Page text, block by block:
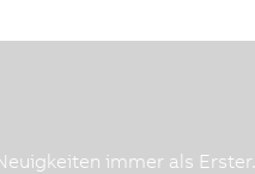
immer als Erster.